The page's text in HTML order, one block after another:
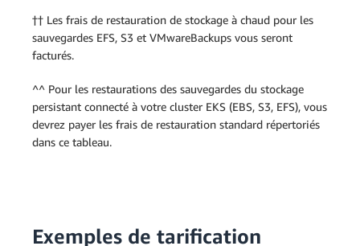
†† Les frais de restauration de stockage à chaud pour les
sauvegardes EFS, S3 et VMwareBackups vous seront
facturés.
^^ Pour les restaurations des sauvegardes du stockage
persistant connecté à votre cluster EKS (EBS, S3, EFS), vous
devrez payer les frais de restauration standard répertoriés
dans ce tableau.
Exemples de tarification